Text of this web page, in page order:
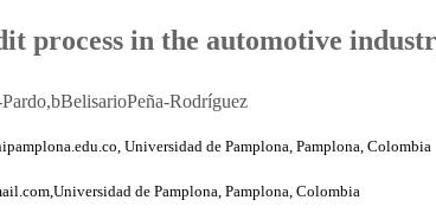
process in the automotive
Rodríguez
Universidad de Pamplona, Pamplona, Colombia
de Pamplona, Pamplona, Colombia